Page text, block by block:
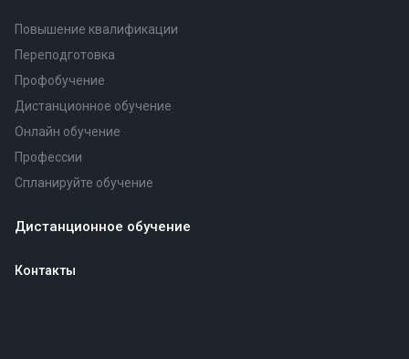
Повышение квалификации
Переподготовка
Профобучение
Дистанционное обучение
Онлайн обучение
Профессии
Спланируйте обучение
Дистанционное обучение
Контакты